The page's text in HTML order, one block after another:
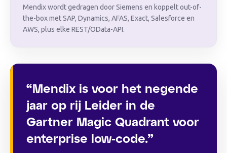
Mendix wordt gedragen door Siemens en koppelt out-of-
the-box met SAP, Dynamics, AFAS, Exact, Salesforce en
AWS, plus elke REST/OData-API.
“Mendix is voor het negende
jaar op rij Leider in de
Gartner Magic Quadrant voor
enterprise low-code.”